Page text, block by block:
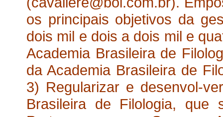
os principais objetivos da
dois mil e dois a dois mil e
Academia Brasileira de
da Academia Brasileira de
3) Regularizar e desenvol-
Brasileira de Filologia, que